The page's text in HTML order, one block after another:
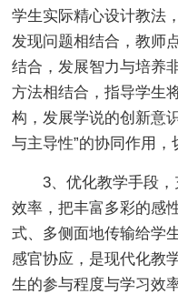
学生实际精心设计教法
发现问题相结合，教师
结合，发展智力与培养
方法相结合，指导学生
构，发展学说的创新意
与主导性”的协同作用，
3、优化教学手段
效率，把丰富多彩的感
式、多侧面地传输给学
感官协应，是现代化教
生的参与程度与学习效率